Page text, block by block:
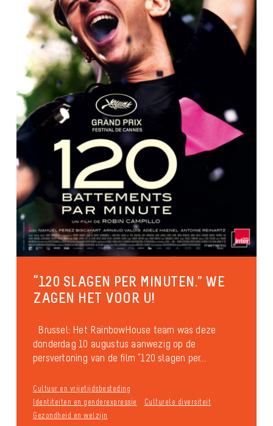
“120 SLAGEN PER MINUTEN.” WE
ZAGEN HET VOOR U!
Brussel: Het RainbowHouse team was deze
donderdag 10 augustus aanwezig op de
persvertoning van de film “120 slagen per...
Cultuur en vrijetijdsbesteding
Identiteiten en genderexpressie
Culturele diversiteit
Gezondheid en welzijn